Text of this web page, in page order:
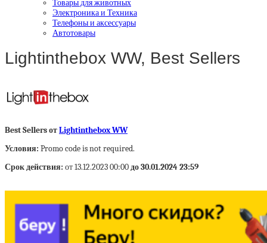
Товары для животных
Электроника и Техника
Телефоны и аксессуары
Автотовары
Lightinthebox WW, Best Sellers
Best Sellers отLightinthebox WW
Условия: Promo code is not required.
Срок действия: от 13.12.2023 00:00до 30.01.2024 23:59